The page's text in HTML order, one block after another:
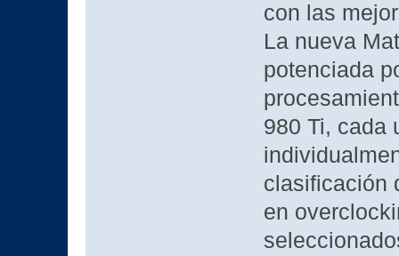
con las
La nueva
potenciada
980 Ti, cada
clasificación
en